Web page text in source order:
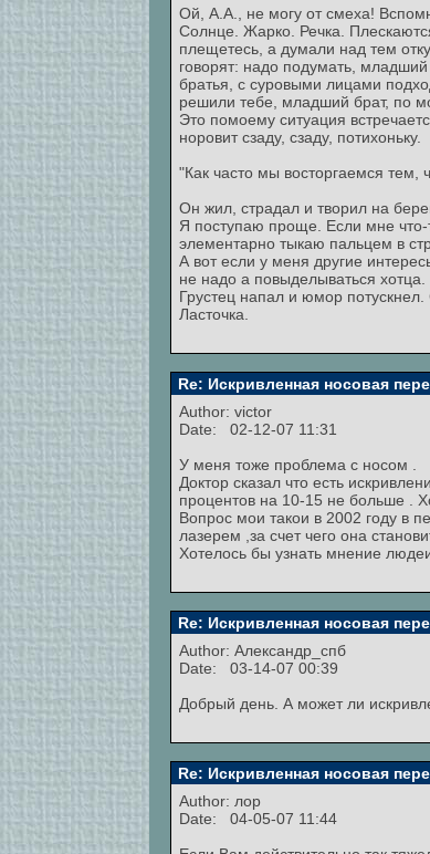
Ой, А.А., не могу от смеха!
Солнце. Жарко. Речка.
плещетесь, а думали над тем
говорят: надо подумать,
братья, с суровыми лицами
решили тебе, младший брат, по
Это помоему ситуация
норовит сзаду, сзаду, потихоньку.
"Как часто мы восторгаемся тем,
Он жил, страдал и творил на
Я поступаю проще. Если мне что-
элементарно тыкаю пальцем в
А вот если у меня другие
не надо а повыделываться хотца.
Грустец напал и юмор
Ласточка.
Re: Искривленная носовая
Author: victor
Date: 02-12-07 11:31
У меня тоже проблема с носом .
Доктор сказал что есть
процентов на 10-15 не больше .
Вопрос мои такои в 2002 году в
лазерем ,за счет чего она
Хотелось бы узнать мнение
Re: Искривленная носовая
Author: Александр_спб
Date: 03-14-07 00:39
Добрый день. А может ли
Re: Искривленная носовая
Author: лор
Date: 04-05-07 11:44